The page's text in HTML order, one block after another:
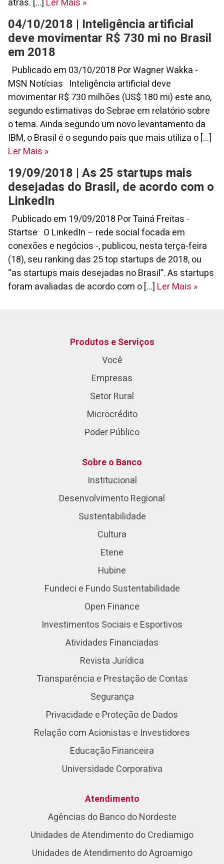
atrás. [...] Ler Mais »
04/10/2018 | Inteligência artificial
deve movimentar R$ 730 mi no Brasil
em 2018
Publicado em 03/10/2018 Por Wagner Wakka -
MSN Notícias Inteligência artificial deve
movimentar R$ 730 milhões (US$ 180 mi) este ano,
segundo estimativas do Sebrae em relatório sobre
o tema. Ainda segundo um novo levantamento da
IBM, o Brasil é o segundo país que mais utiliza o [...]
Ler Mais »
19/09/2018 | As 25 startups mais
desejadas do Brasil, de acordo com o
LinkedIn
Publicado em 19/09/2018 Por Tainá Freitas -
Startse O LinkedIn – rede social focada em
conexões e negócios -, publicou, nesta terça-feira
(18), seu ranking das 25 top startups de 2018, ou
“as startups mais desejadas no Brasil”. As startups
foram avaliadas de acordo com o [...] Ler Mais »
Produtos e Serviços
Você
Empresas
Setor Rural
Microcrédito
Poder Público
Sobre o Banco
Institucional
Desenvolvimento Regional
Sustentabilidade
Cultura
Etene
Hubine
Fundeci e Fundo Sustentabilidade
Open Finance
Investimentos Sociais e Esportivos
Atividades Financiadas
Revista Jurídica
Transparência e Prestação de Contas
Segurança
Privacidade e Proteção de Dados
Relação com Acionistas e Investidores
Educação Financeira
Universidade Corporativa
Atendimento
Agências do Banco do Nordeste
Unidades de Atendimento do Crediamigo
Unidades de Atendimento do Agroamigo